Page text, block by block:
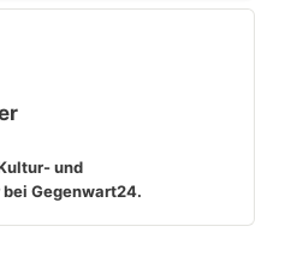
und
Gegenwart24.